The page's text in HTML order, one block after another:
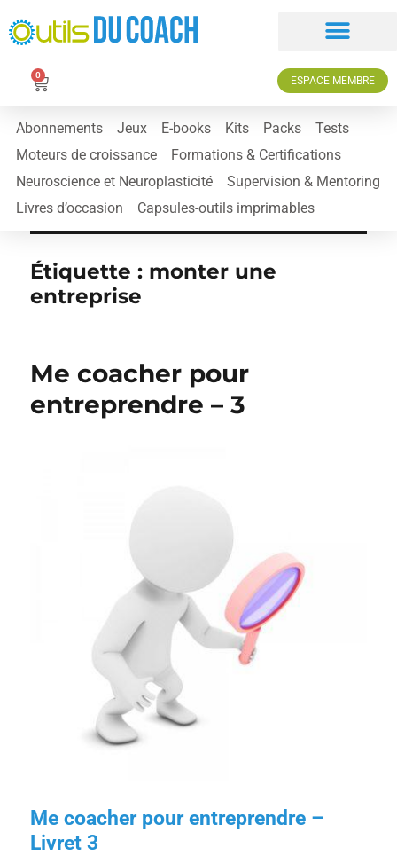
0 ESPACE MEMBRE
Abonnements Jeux E-books Kits Packs
Tests
Moteurs de croissance
Formations & Certifications
Neuroscience et Neuroplasticité
Supervision & Mentoring
Livres d’occasion
Capsules-outils imprimables
Étiquette : monter une
entreprise
Me coacher pour
entreprendre – 3
Me coacher pour entreprendre –
Livret 3